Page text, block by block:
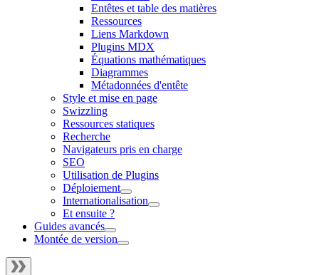
Entêtes et table des matières
Ressources
Liens Markdown
Plugins MDX
Équations mathématiques
Diagrammes
Métadonnées d'entête
Style et mise en page
Swizzling
Ressources statiques
Recherche
Navigateurs pris en charge
SEO
Utilisation de Plugins
Déploiement
Internationalisation
Et ensuite ?
Guides avancés
Montée de version